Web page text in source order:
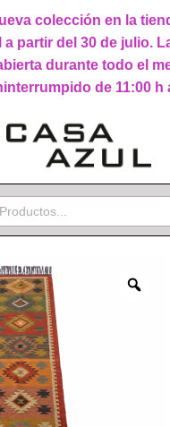
colección en la
a partir del 30 de julio.
durante todo el
de 11:00 h